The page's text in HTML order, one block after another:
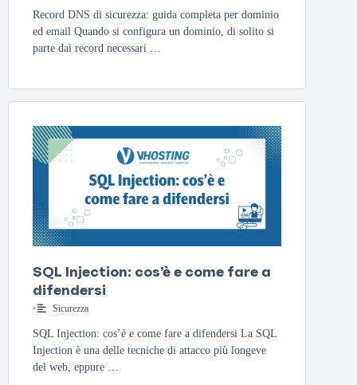
Record DNS di sicurezza: guida completa per dominio
ed email Quando si configura un dominio, di solito si
parte dai record necessari …
SQL Injection: cos’è e come fare a
difendersi
• Sicurezza
SQL Injection: cos’è e come fare a difendersi La SQL
Injection è una delle tecniche di attacco più longeve
del web, eppure …